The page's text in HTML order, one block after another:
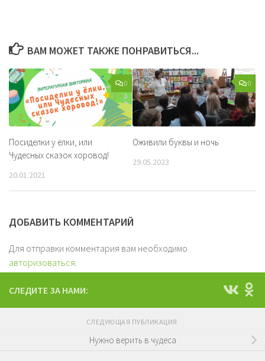
ВАМ МОЖЕТ ТАКЖЕ ПОНРАВИТЬСЯ...
0
Посиделки у ёлки, или
Чудесных сказок хоровод!
20.01.2021
0
Оживили буквы и ночь
29.05.2023
ДОБАВИТЬ КОММЕНТАРИЙ
Для отправки комментария вам необходимо
авторизоваться.
СЛЕДИТЕ ЗА НАМИ:
СЛЕДУЮЩАЯ ПУБЛИКАЦИЯ
Нужно верить в чудеса